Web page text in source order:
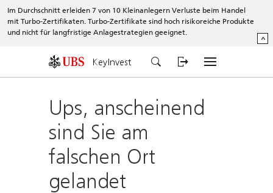
Im Durchschnitt erleiden 7 von 10 Kleinanlegern Verluste beim Handel
mit Turbo-Zertifikaten. Turbo-Zertifikate sind hoch risikoreiche Produkte
und nicht für langfristige Anlagestrategien geeignet.
^
KeyInvest
Ups, anscheinend
sind Sie am
falschen Ort
gelandet